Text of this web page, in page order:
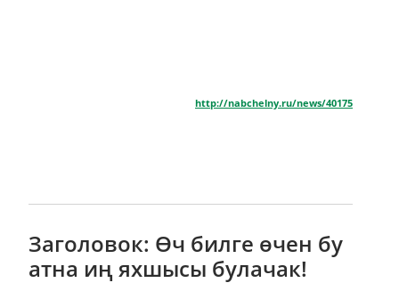
http://nabchelny.ru/news/40175
Заголовок: Өч билге өчен бу
атна иң яхшысы булачак!